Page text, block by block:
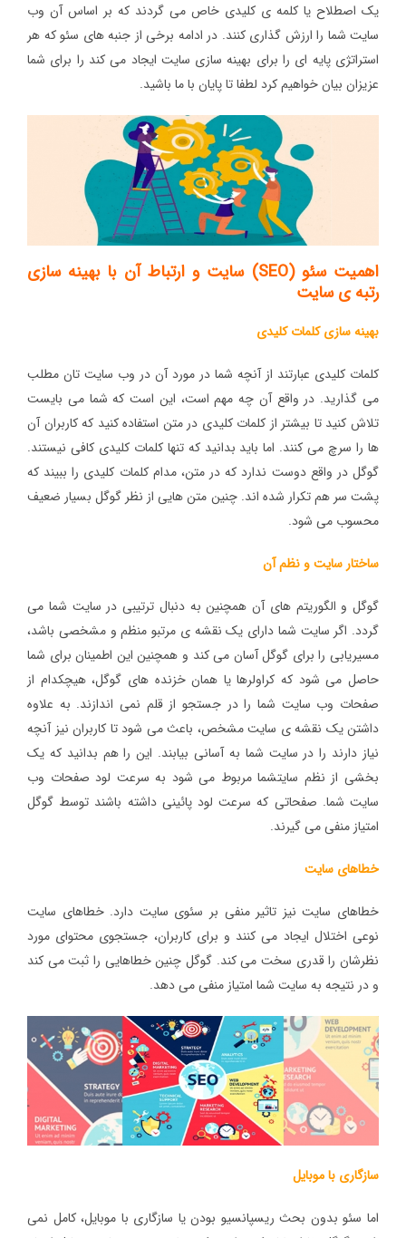
یک اصطلاح یا کلمه ی کلیدی خاص می گردند که بر اساس آن وب
سایت شما را ارزش گذاری کنند. در ادامه برخی از جنبه های سئو که هر
استراتژی پایه ای را برای بهینه سازی سایت ایجاد می کند را برای شما
عزیزان بیان خواهیم کرد لطفا تا پایان با ما باشید.
اهمیت سئو (SEO) سایت و ارتباط آن با بهینه سازی
رتبه ی سایت
بهینه سازی کلمات کلیدی
کلمات کلیدی عبارتند از آنچه شما در مورد آن در وب سایت تان مطلب
می گذارید. در واقع آن چه مهم است، این است که شما می بایست
تلاش کنید تا بیشتر از کلمات کلیدی در متن استفاده کنید که کاربران آن
ها را سرچ می کنند. اما باید بدانید که تنها کلمات کلیدی کافی نیستند.
گوگل در واقع دوست ندارد که در متن، مدام کلمات کلیدی را ببیند که
پشت سر هم تکرار شده اند. چنین متن هایی از نظر گوگل بسیار ضعیف
محسوب می شود.
ساختار سایت و نظم آن
گوگل و الگوریتم های آن همچنین به دنبال ترتیبی در سایت شما می
گردد. اگر سایت شما دارای یک نقشه ی مرتبو منظم و مشخصی باشد،
مسیریابی را برای گوگل آسان می کند و همچنین این اطمینان برای شما
حاصل می شود که کراولرها یا همان خزنده های گوگل، هیچکدام از
صفحات وب سایت شما را در جستجو از قلم نمی اندازند. به علاوه
داشتن یک نقشه ی سایت مشخص، باعث می شود تا کاربران نیز آنچه
نیاز دارند را در سایت شما به آسانی بیابند. این را هم بدانید که یک
بخشی از نظم سایتشما مربوط می شود به سرعت لود صفحات وب
سایت شما. صفحاتی که سرعت لود پائینی داشته باشند توسط گوگل
امتیاز منفی می گیرند.
خطاهای سایت
خطاهای سایت نیز تاثیر منفی بر سئوی سایت دارد. خطاهای سایت
نوعی اختلال ایجاد می کنند و برای کاربران، جستجوی محتوای مورد
نظرشان را قدری سخت می کند. گوگل چنین خطاهایی را ثبت می کند
و در نتیجه به سایت شما امتیاز منفی می دهد.
سازگاری با موبایل
اما سئو بدون بحث ریسپانسیو بودن یا سازگاری با موبایل، کامل نمی